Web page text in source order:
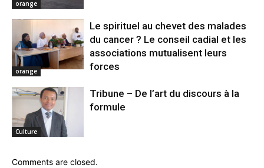
orange
orange
Le spirituel au chevet des malades
du cancer ? Le conseil cadial et les
associations mutualisent leurs
forces
Culture
Tribune – De l’art du discours à la
formule
Comments are closed.